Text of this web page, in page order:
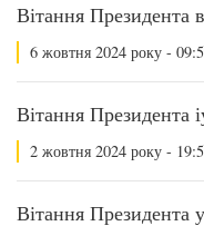
Вітання Президента
6 жовтня 2024 року -
Вітання Президента
2 жовтня 2024 року -
Вітання Президента